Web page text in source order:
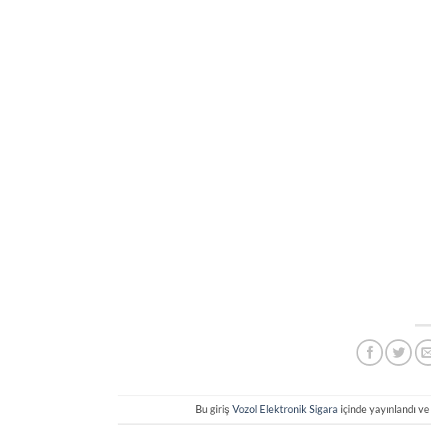
Bu giriş Vozol Elektronik Sigara içinde yayınlandı ve